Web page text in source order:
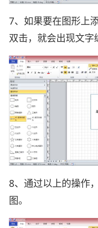
7、如果要在图形上
双击，就会出现文字
8、通过以上的操作
图。